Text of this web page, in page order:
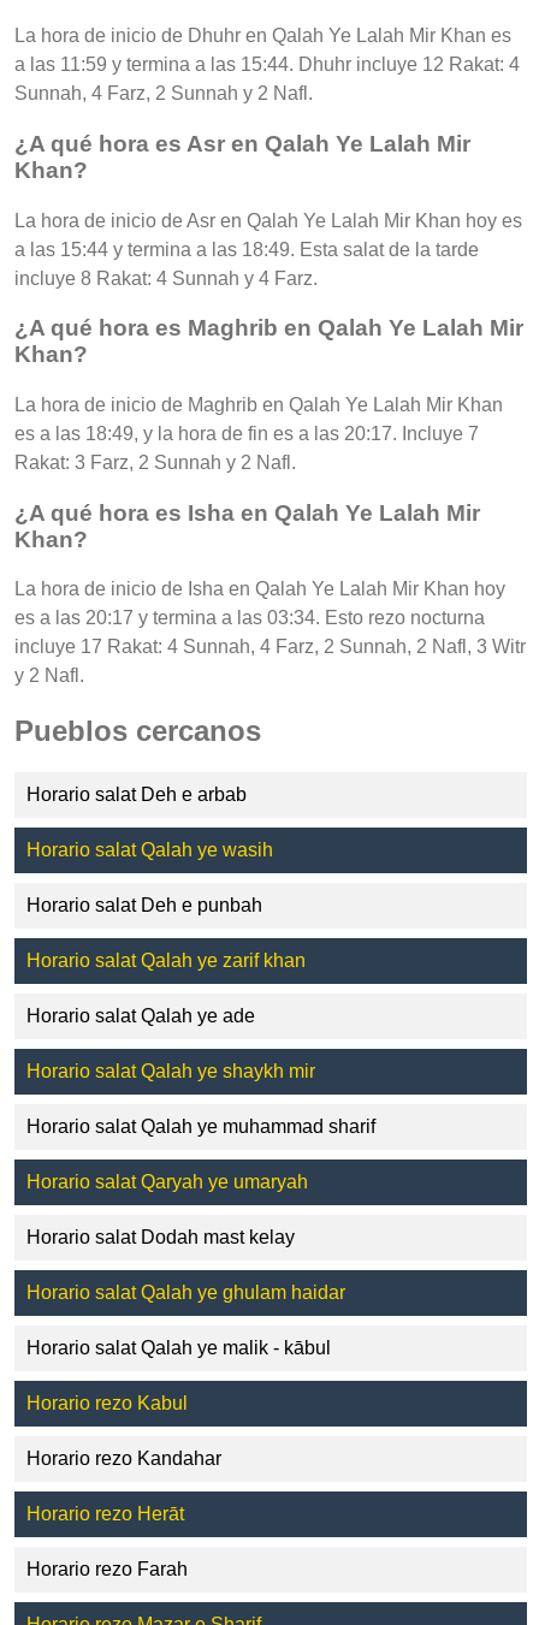
La hora de inicio de Dhuhr en Qalah Ye Lalah Mir Khan es
a las 11:59 y termina a las 15:44. Dhuhr incluye 12 Rakat: 4
Sunnah, 4 Farz, 2 Sunnah y 2 Nafl.
¿A qué hora es Asr en Qalah Ye Lalah Mir
Khan?
La hora de inicio de Asr en Qalah Ye Lalah Mir Khan hoy es
a las 15:44 y termina a las 18:49. Esta salat de la tarde
incluye 8 Rakat: 4 Sunnah y 4 Farz.
¿A qué hora es Maghrib en Qalah Ye Lalah Mir
Khan?
La hora de inicio de Maghrib en Qalah Ye Lalah Mir Khan
es a las 18:49, y la hora de fin es a las 20:17. Incluye 7
Rakat: 3 Farz, 2 Sunnah y 2 Nafl.
¿A qué hora es Isha en Qalah Ye Lalah Mir
Khan?
La hora de inicio de Isha en Qalah Ye Lalah Mir Khan hoy
es a las 20:17 y termina a las 03:34. Esto rezo nocturna
incluye 17 Rakat: 4 Sunnah, 4 Farz, 2 Sunnah, 2 Nafl, 3 Witr
y 2 Nafl.
Pueblos cercanos
Horario salat Deh e arbab
Horario salat Qalah ye wasih
Horario salat Deh e punbah
Horario salat Qalah ye zarif khan
Horario salat Qalah ye ade
Horario salat Qalah ye shaykh mir
Horario salat Qalah ye muhammad sharif
Horario salat Qaryah ye umaryah
Horario salat Dodah mast kelay
Horario salat Qalah ye ghulam haidar
Horario salat Qalah ye malik - kābul
Horario rezo Kabul
Horario rezo Kandahar
Horario rezo Herāt
Horario rezo Farah